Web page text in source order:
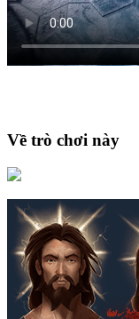
Về trò chơi này